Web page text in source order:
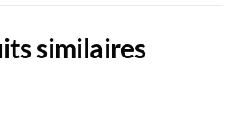
similaires